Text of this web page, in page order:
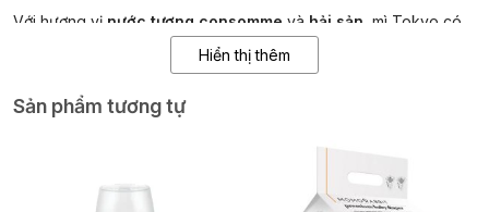
Với hương vị nước tương consomme và hải sản , mì Tokyo có
vị mặn ngọt nhẹ nhàng, kích thích vị giác của trẻ. Sản phẩm có
thể ăn sống hoặc nấu chín, phù hợp với sở thích của từng bé.
Phù hợp cho trẻ từ 1 tuổi trở lên
đi dã ngoại. Sản phẩm có thể ăn trực tiếp hoặc chế biến thêm
tùy theo sở thích của trẻ.
Hiển thị thêm
Sản phẩm tương tự